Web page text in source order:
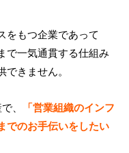
をもつ企業であって
で一気通貫する仕組み
きません。
、
「営業組織のインフ
でのお手伝いをしたい